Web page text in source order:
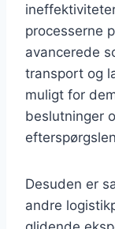
processerne
avancerede
transport og
muligt for
beslutninger
Desuden er
andre